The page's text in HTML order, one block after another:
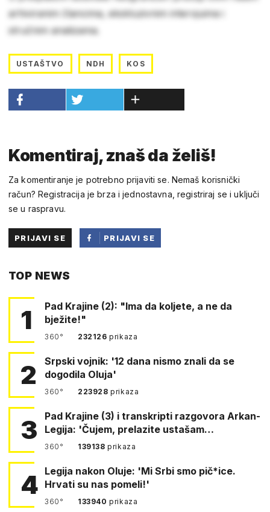
arhiviranim člancima, ekskluzivnim intervjuima i
stručnim analizama.
USTAŠTVO NDH KOS
Komentiraj, znaš da želiš!
Za komentiranje je potrebno prijaviti se. Nemaš korisnički
račun? Registracija je brza i jednostavna, registriraj se i uključi
se u raspravu.
PRIJAVI SE
PRIJAVI SE
TOP NEWS
1
Pad Krajine (2): "Ima da koljete, a ne da
bježite!"
360° 232126prikaza
2
Srpski vojnik: '12 dana nismo znali da se
dogodila Oluja'
360° 223928prikaza
3
Pad Krajine (3) i transkripti razgovora Arkan-
Legija: 'Čujem, prelazite ustašam…
360° 139138prikaza
4 Legija nakon Oluje: 'Mi Srbi smo pič*ice.
Hrvati su nas pomeli!'
360° 133940prikaza